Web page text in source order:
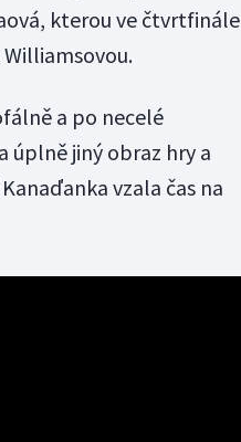
kterou ve čtvrtfinále
a po necelé
úplně jiný obraz hry a
vzala čas na